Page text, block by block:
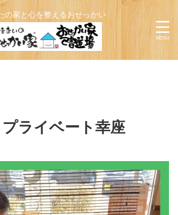
の家と心を整えるおせっかい
ライベート幸座